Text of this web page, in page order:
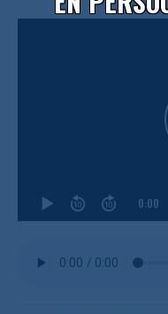
0:00